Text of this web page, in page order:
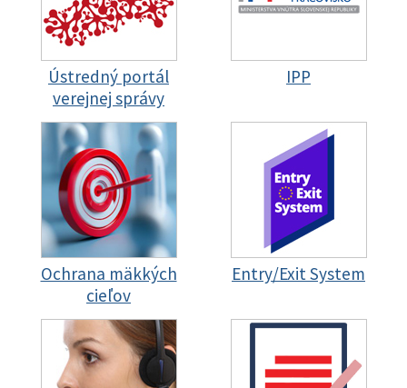
Ústredný portál
verejnej správy
IPP
Ochrana mäkkých
cieľov
Entry/Exit System